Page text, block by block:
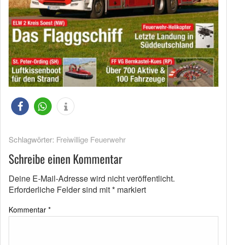
Schlagwörter: Freiwillige Feuerwehr
Schreibe einen Kommentar
Deine E-Mail-Adresse wird nicht veröffentlicht.
Erforderliche Felder sind mit* markiert
Kommentar *